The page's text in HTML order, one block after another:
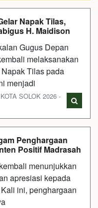
Napak Tilas,
H. Maidison
Gugus Depan
melaksanakan
Tilas pada
menjadi
SOLOK 2026 -
Penghargaan
Positif Madrasah
menunjukkan
apresiasi kepada
ini, penghargaan